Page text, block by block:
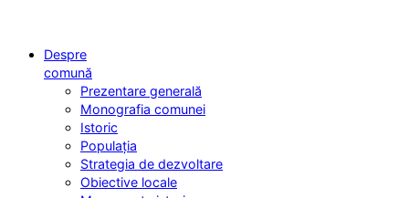
Despre
comună
Prezentare generală
Monografia comunei
Istoric
Populația
Strategia de dezvoltare
Obiective locale